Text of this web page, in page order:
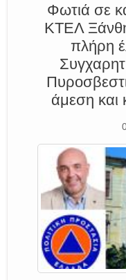
Φωτιά σε
ΚΤΕΛ
πλήρη
άμεση και